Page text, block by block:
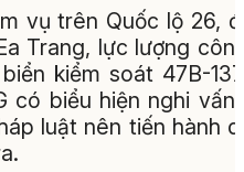
vụ trên Quốc lộ 26,
Trang, lực lượng
kiểm soát 47B-
có biểu hiện nghi vấn
luật nên tiến hành